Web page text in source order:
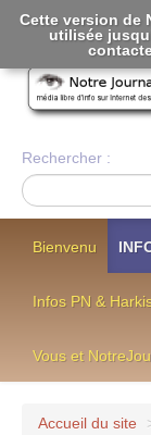
Rechercher :
Bienvenu
Infos PN &
Vous et
Accueil du site
Cette version de
utilisée